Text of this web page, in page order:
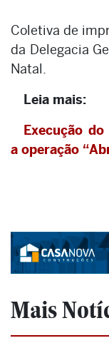
Coletiva de
da Delegacia
Natal.
Leia mais:
Execução
a operação
Mais